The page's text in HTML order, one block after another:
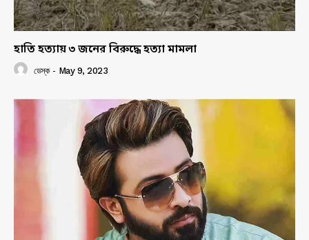
হাতি হত্যায় ৩ জনের বিরুদ্ধে হত্যা মামলা
ডেস্ক - May 9, 2023